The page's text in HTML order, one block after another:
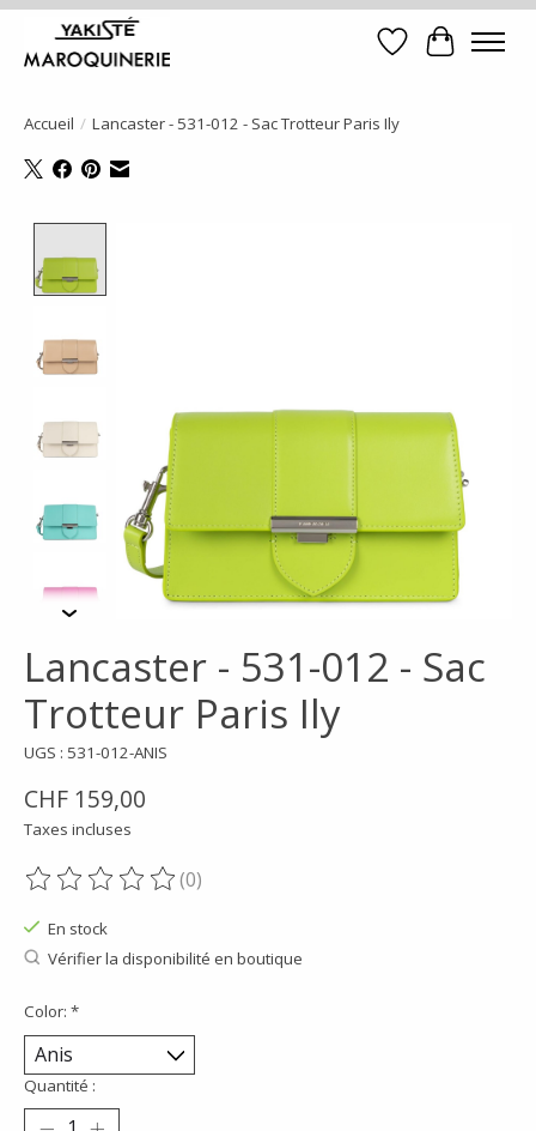
Liste dePanier
Accueil / Lancaster - 531-012 - Sac Trotteur Paris Ily
Lancaster - 531-012 - Sac
Trotteur Paris Ily
UGS : 531-012-ANIS
CHF 159,00
Taxes incluses
Ce produit est évalué à
(0)
En stock
Vérifier la disponibilité en boutique
Color: *
Quantité :